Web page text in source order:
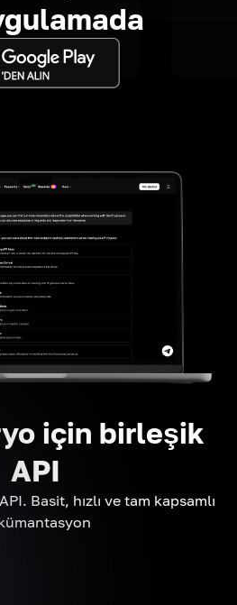
için birleşik
API
Basit, hızlı ve tam kapsamlı